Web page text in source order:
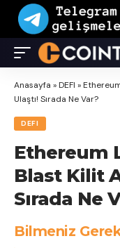
Anasayfa »DEFI »
Ulaştı! Sırada Ne Var?
DEFI
Ethereum
Blast Kilit
Sırada Ne
Bilmeniz